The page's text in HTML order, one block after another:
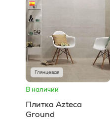
Глянцевая
В наличии
Плитка Azteca
Ground